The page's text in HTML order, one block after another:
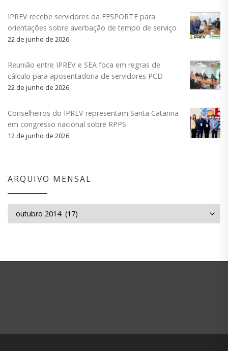
IPREV recebe servidores da FESPORTE para
orientações sobre averbação de tempo de serviço
22 de junho de 2026
Reunião entre IPREV e SEA foca em regras de
cálculo para aposentadoria de servidores PCD
22 de junho de 2026
Conselheiros do IPREV representam Santa Catarina
em congresso nacional sobre RPPS
12 de junho de 2026
ARQUIVO MENSAL